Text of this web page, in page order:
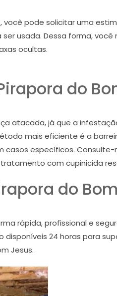
você pode solicitar uma
usada. Dessa forma,
ocultas.
do
atacada, já que a
mais eficiente é a
específicos. Consulte-
com cupinicida
do
rápida, profissional e
disponíveis 24 horas para
Jesus.